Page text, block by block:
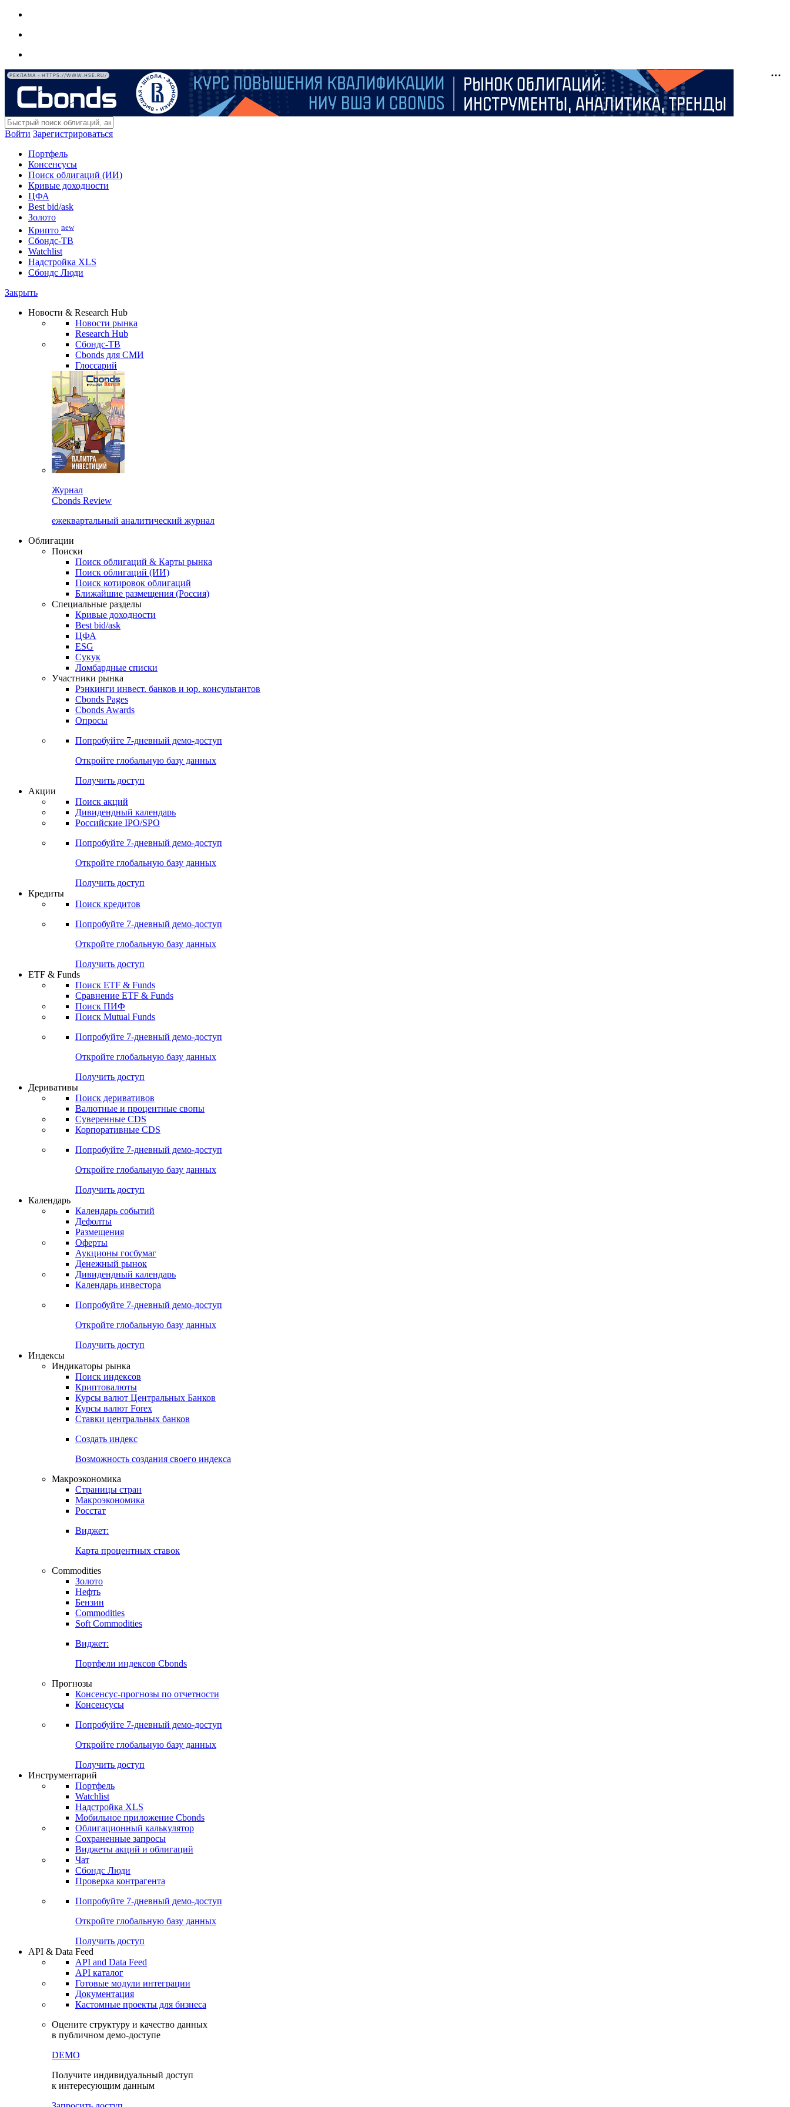
РЕКЛАМА • HTTPS://WWW.HSE.RU/
Войти Зарегистрироваться
Портфель
Консенсусы
Поиск облигаций (ИИ)
Кривые доходности
ЦФА
Best bid/ask
Золото
Крипто new
Сбондс-ТВ
Watchlist
Надстройка XLS
Сбондс Люди
Закрыть
Новости & Research Hub
Новости рынка
Research Hub
Сбондс-ТВ
Cbonds для СМИ
Глоссарий
Журнал
Cbonds Review
ежеквартальный аналитический журнал
Облигации
Поиски
Поиск облигаций & Карты рынка
Поиск облигаций (ИИ)
Поиск котировок облигаций
Ближайшие размещения (Россия)
Специальные разделы
Кривые доходности
Best bid/ask
ЦФА
ESG
Сукук
Ломбардные списки
Участники рынка
Рэнкинги инвест. банков и юр. консультантов
Cbonds Pages
Cbonds Awards
Опросы
Попробуйте 7-дневный демо-доступ
Откройте глобальную базу данных
Получить доступ
Акции
Поиск акций
Дивидендный календарь
Российские IPO/SPO
Попробуйте 7-дневный демо-доступ
Откройте глобальную базу данных
Получить доступ
Кредиты
Поиск кредитов
Попробуйте 7-дневный демо-доступ
Откройте глобальную базу данных
Получить доступ
ETF & Funds
Поиск ETF & Funds
Сравнение ETF & Funds
Поиск ПИФ
Поиск Mutual Funds
Попробуйте 7-дневный демо-доступ
Откройте глобальную базу данных
Получить доступ
Деривативы
Поиск деривативов
Валютные и процентные свопы
Суверенные CDS
Корпоративные CDS
Попробуйте 7-дневный демо-доступ
Откройте глобальную базу данных
Получить доступ
Календарь
Календарь событий
Дефолты
Размещения
Оферты
Аукционы госбумаг
Денежный рынок
Дивидендный календарь
Календарь инвестора
Попробуйте 7-дневный демо-доступ
Откройте глобальную базу данных
Получить доступ
Индексы
Индикаторы рынка
Поиск индексов
Криптовалюты
Курсы валют Центральных Банков
Курсы валют Forex
Ставки центральных банков
Создать индекс
Возможность создания своего индекса
Макроэкономика
Страницы стран
Макроэкономика
Росстат
Виджет:
Карта процентных ставок
Commodities
Золото
Нефть
Бензин
Commodities
Soft Commodities
Виджет:
Портфели индексов Cbonds
Прогнозы
Консенсус-прогнозы по отчетности
Консенсусы
Попробуйте 7-дневный демо-доступ
Откройте глобальную базу данных
Получить доступ
Инструментарий
Портфель
Watchlist
Надстройка XLS
Мобильное приложение Cbonds
Облигационный калькулятор
Сохраненные запросы
Виджеты акций и облигаций
Чат
Сбондс Люди
Проверка контрагента
Попробуйте 7-дневный демо-доступ
Откройте глобальную базу данных
Получить доступ
API & Data Feed
API and Data Feed
API каталог
Готовые модули интеграции
Документация
Кастомные проекты для бизнеса
Оцените структуру и качество данных
в публичном демо-доступе
DEMO
Получите индивидуальный доступ
к интересующим данным